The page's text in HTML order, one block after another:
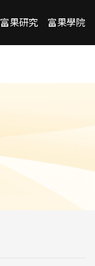
富果研究 富果學院